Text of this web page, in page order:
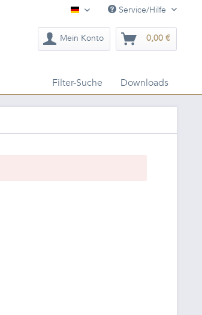
Deutsch Service/Hilfe
Mein Konto 0,00 €
Filter-Suche Downloads